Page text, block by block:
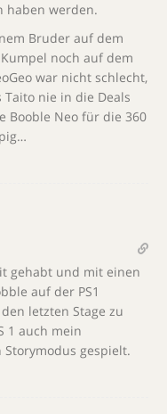
haben werden.
Bruder auf dem
noch auf dem
war nicht schlecht,
nie in die Deals
Booble Neo für die 360
gehabt und mit einen
auf der PS1
letzten Stage zu
1 auch mein
gespielt.